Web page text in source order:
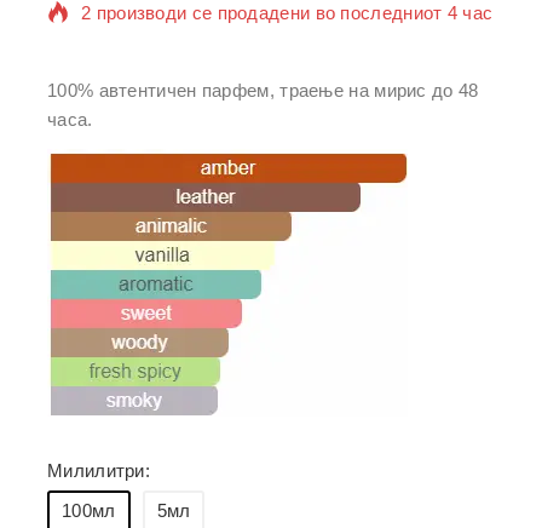
2 производи се продадени во последниот 4 час
кошничка
100% автентичен парфем, траење на мирис до 48
часа.
Милилитри:
100мл
5мл